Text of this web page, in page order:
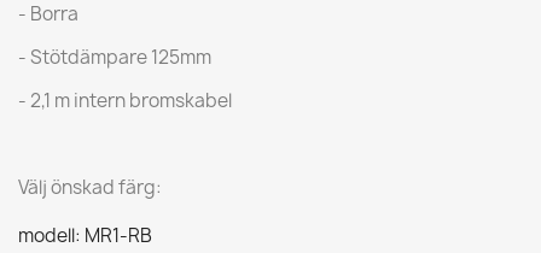
- Borra
- Stötdämpare 125mm
- 2,1 m intern bromskabel
Välj önskad färg:
modell: MR1-RB